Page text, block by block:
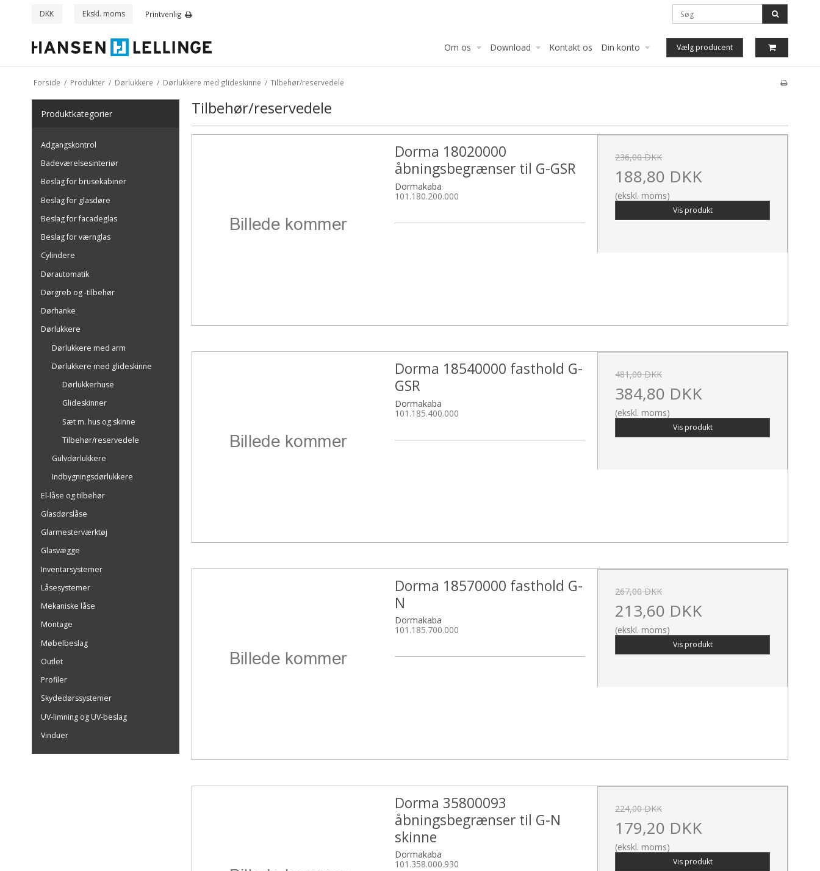
DKK Ekskl. moms Printvenlig
Om os Download Kontakt os Din konto Vælg producent
Forside / Produkter / Dørlukkere / Dørlukkere med glideskinne / Tilbehør/reservedele
Produktkategorier
Adgangskontrol
Badeværelsesinteriør
Beslag for brusekabiner
Beslag for glasdøre
Beslag for facadeglas
Beslag for værnglas
Cylindere
Dørautomatik
Dørgreb og -tilbehør
Dørhanke
Dørlukkere
Dørlukkere med arm
Dørlukkere med glideskinne
Dørlukkerhuse
Glideskinner
Sæt m. hus og skinne
Tilbehør/reservedele
Gulvdørlukkere
Indbygningsdørlukkere
El-låse og tilbehør
Glasdørslåse
Glarmesterværktøj
Glasvægge
Inventarsystemer
Låsesystemer
Mekaniske låse
Montage
Møbelbeslag
Outlet
Profiler
Skydedørssystemer
UV-limning og UV-beslag
Vinduer
Tilbehør/reservedele
Dorma 18020000
åbningsbegrænser til G-GSR
Dormakaba
101.180.200.000
236,00 DKK
188,80 DKK
(ekskl. moms)
Vis produkt
Dorma 18540000 fasthold G-
GSR
Dormakaba
101.185.400.000
481,00 DKK
384,80 DKK
(ekskl. moms)
Vis produkt
Dorma 18570000 fasthold G-
N
Dormakaba
101.185.700.000
267,00 DKK
213,60 DKK
(ekskl. moms)
Vis produkt
Dorma 35800093
åbningsbegrænser til G-N
skinne
Dormakaba
101.358.000.930
224,00 DKK
179,20 DKK
(ekskl. moms)
Vis produkt